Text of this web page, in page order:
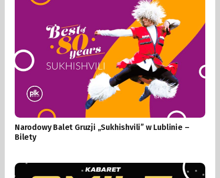
Narodowy Balet Gruzji „Sukhishvili” w Lublinie –
Bilety